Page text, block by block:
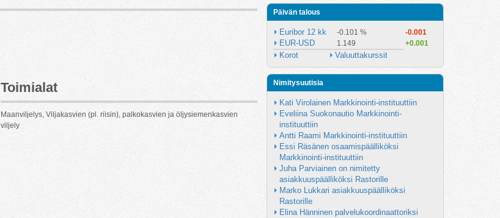
Toimialat
Maanviljelys, Viljakasvien (pl. riisin), palkokasvien ja öljysiemenkasvien
viljely
Päivän talous
Euribor 12 kk -0.101 % -0.001
EUR-USD 1.149 +0.001
Korot Valuuttakurssit
Nimitysuutisia
Kati Virolainen Markkinointi-instituuttiin
Eveliina Suokonautio Markkinointi-
instituuttiin
Antti Raami Markkinointi-instituuttiin
Essi Räsänen osaamispäälliköksi
Markkinointi-instituuttiin
Juha Parviainen on nimitetty
asiakkuuspäälliköksi Rastorille
Marko Lukkari asiakkuuspäälliköksi
Rastorille
Elina Hänninen palvelukoordinaattoriksi